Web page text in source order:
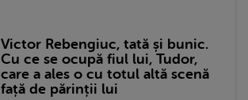
Victor Rebengiuc, tată și bunic.
Cu ce se ocupă fiul lui, Tudor,
care a ales o cu totul altă scenă
față de părinții lui